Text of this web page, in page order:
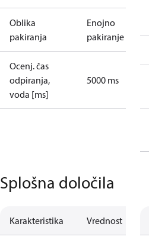
Oblika
pakiranja
Enojno
pakiranje
Ocenj. čas
odpiranja,
voda [ms]
5000 ms
Splošna določila
Karakteristika Vrednost